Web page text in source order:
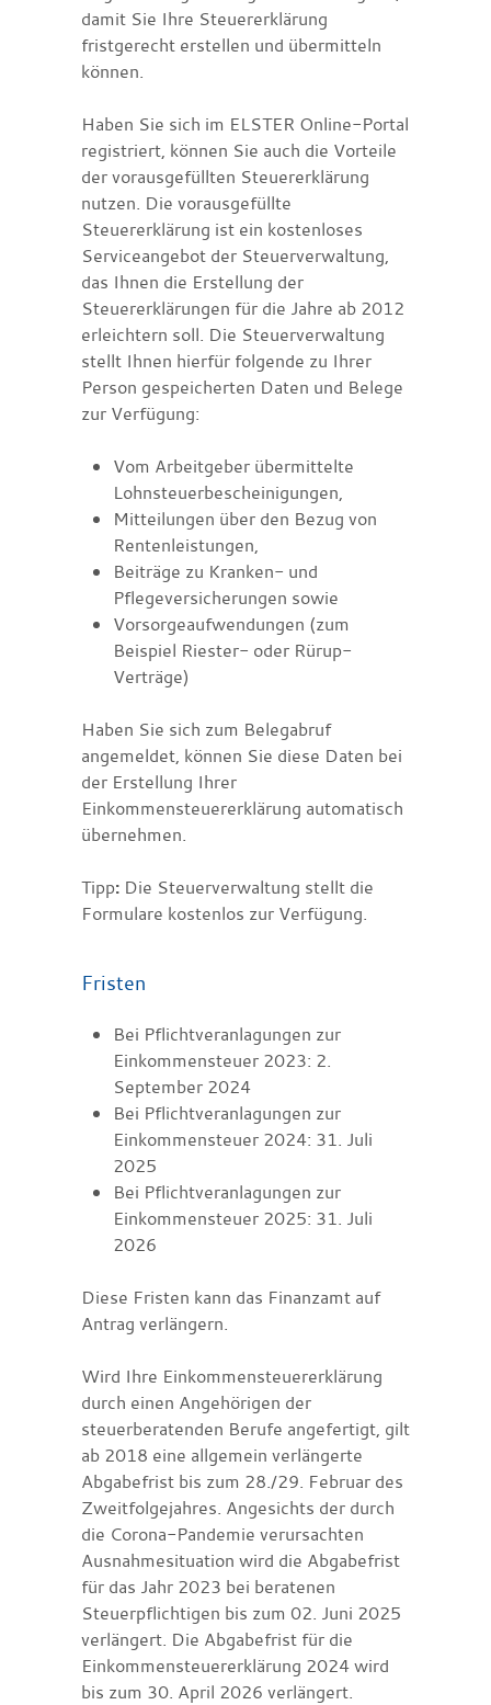
damit Sie Ihre Steuererklärung
fristgerecht erstellen und übermitteln
können.
Haben Sie sich im ELSTER Online-Portal
registriert, können Sie auch die Vorteile
der vorausgefüllten Steuererklärung
nutzen. Die vorausgefüllte
Steuererklärung ist ein kostenloses
Serviceangebot der Steuerverwaltung,
das Ihnen die Erstellung der
Steuererklärungen für die Jahre ab 2012
erleichtern soll. Die Steuerverwaltung
stellt Ihnen hierfür folgende zu Ihrer
Person gespeicherten Daten und Belege
zur Verfügung:
Vom Arbeitgeber übermittelte
Lohnsteuerbescheinigungen,
Mitteilungen über den Bezug von
Rentenleistungen,
Beiträge zu Kranken- und
Pflegeversicherungen sowie
Vorsorgeaufwendungen (zum
Beispiel Riester- oder Rürup-
Verträge)
Haben Sie sich zum Belegabruf
angemeldet, können Sie diese Daten bei
der Erstellung Ihrer
Einkommensteuererklärung automatisch
übernehmen.
Tipp: Die Steuerverwaltung stellt die
Formulare kostenlos zur Verfügung.
Fristen
Bei Pflichtveranlagungen zur
Einkommensteuer 2023: 2.
September 2024
Bei Pflichtveranlagungen zur
Einkommensteuer 2024: 31. Juli
2025
Bei Pflichtveranlagungen zur
Einkommensteuer 2025: 31. Juli
2026
Diese Fristen kann das Finanzamt auf
Antrag verlängern.
Wird Ihre Einkommensteuererklärung
durch einen Angehörigen der
steuerberatenden Berufe angefertigt, gilt
ab 2018 eine allgemein verlängerte
Abgabefrist bis zum 28./29. Februar des
Zweitfolgejahres. Angesichts der durch
die Corona-Pandemie verursachten
Ausnahmesituation wird die Abgabefrist
für das Jahr 2023 bei beratenen
Steuerpflichtigen bis zum 02. Juni 2025
verlängert. Die Abgabefrist für die
Einkommensteuererklärung 2024 wird
bis zum 30. April 2026 verlängert.